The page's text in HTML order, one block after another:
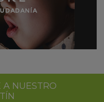
NUESTRO